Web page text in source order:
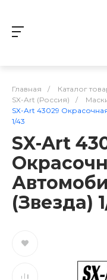
Главная / Каталог
SX-Art (Россия)
/
SX-Art 43029
1/43
SX-Art
(Звезда)